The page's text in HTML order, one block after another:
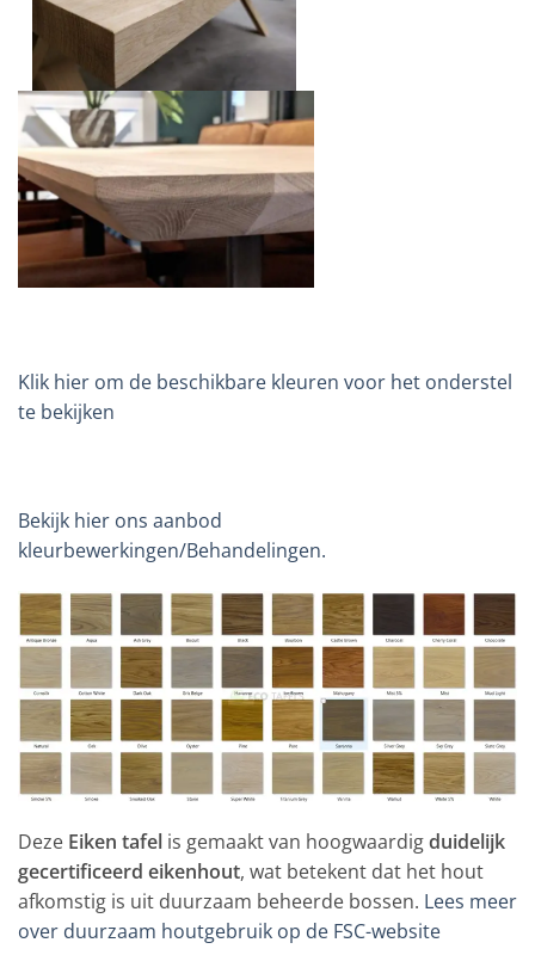
Klik hier om de beschikbare kleuren voor het onderstel
te bekijken
Bekijk hier ons aanbod
kleurbewerkingen/Behandelingen.
Deze Eiken tafel is gemaakt van hoogwaardigduidelijk
gecertificeerd eikenhout, wat betekent dat het hout
afkomstig is uit duurzaam beheerde bossen. Lees meer
over duurzaam houtgebruik op de FSC-website